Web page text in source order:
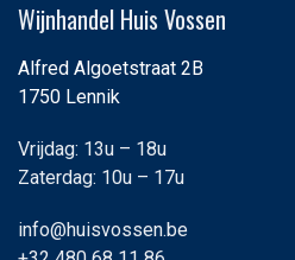
Wijnhandel Huis Vossen
Alfred Algoetstraat 2B
1750 Lennik
Vrijdag: 13u – 18u
Zaterdag: 10u – 17u
info@huisvossen.be